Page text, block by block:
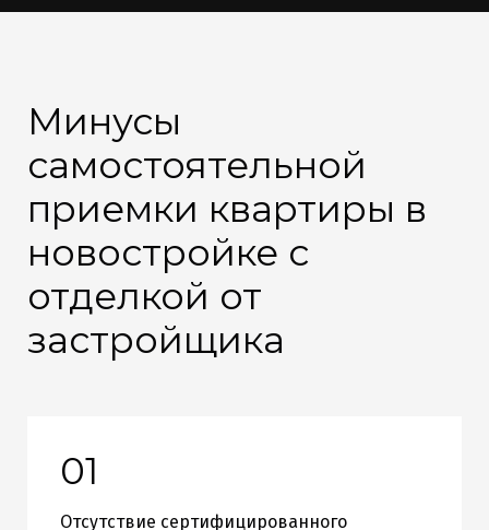
Минусы
самостоятельной
приемки квартиры в
новостройке с
отделкой от
застройщика
01
Отсутствие сертифицированного